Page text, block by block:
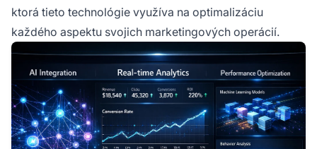
ktorá tieto technológie využíva na optimalizáciu
každého aspektu svojich marketingových operácií.